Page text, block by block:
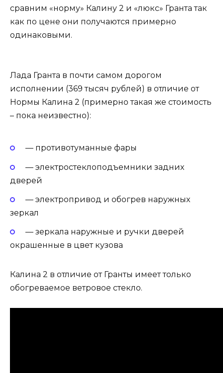
сравним «норму» Калину 2 и «люкс» Гранта так
как по цене они получаются примерно
одинаковыми.
Лада Гранта в почти самом дорогом
исполнении (369 тысяч рублей) в отличие от
Нормы Калина 2 (примерно такая же стоимость
– пока неизвестно):
— противотуманные фары
— электростеклоподъемники задних
дверей
— электропривод и обогрев наружных
зеркал
— зеркала наружные и ручки дверей
окрашенные в цвет кузова
Калина 2 в отличие от Гранты имеет только
обогреваемое ветровое стекло.